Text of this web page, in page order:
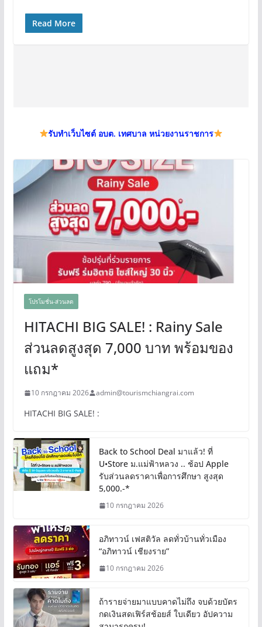
Read More
รับทำเว็บไซต์ อบต. เทศบาล หน่วยงานราชการ
โปรโมชั่น-ส่วนลด
HITACHI BIG SALE! : Rainy Sale
ส่วนลดสูงสุด 7,000 บาท พร้อมของ
แถม*
10 กรกฎาคม 2026 admin@tourismchiangrai.com
HITACHI BIG SALE! :
Back to School Deal มาแล้ว! ที่
U•Store ม.แม่ฟ้าหลวง .. ช้อป Apple
รับส่วนลดราคาเพื่อการศึกษา สูงสุด
5,000.-*
10 กรกฎาคม 2026
อภิทาวน์ เฟสติวัล ลดทั่วบ้านทั่วเมือง
“อภิทาวน์ เชียงราย”
10 กรกฎาคม 2026
ถ้ารายจ่ายมาแบบคาดไม่ถึง จบด้วยบัตร
กดเงินสดเฟิร์สช้อยส์ ใบเดียว อัปความ